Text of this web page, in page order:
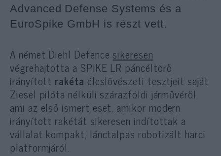
Advanced Defense Systems és a
EuroSpike GmbH is részt vett.
A német Diehl Defence sikeresen
végrehajtotta a SPIKE LR páncéltörő
irányított rakéta éleslövészeti tesztjeit saját
Ziesel pilóta nélküli szárazföldi járművéről,
ami az első ismert eset, amikor modern
irányított rakétát sikeresen indítottak a
vállalat kompakt, lánctalpas robotizált harci
platformjáról.